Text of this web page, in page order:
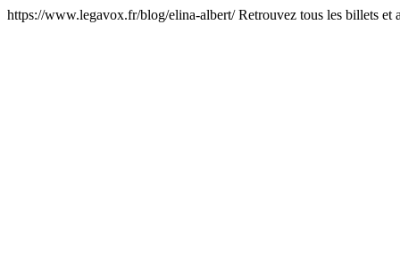
https://www.legavox.fr/blog/elina-albert/Retrouvez tous les billets et